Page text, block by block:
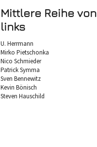
Mittlere Reihe von
links
U. Herrmann
Mirko Pietschonka
Nico Schmieder
Patrick Symma
Sven Bennewitz
Kevin Bönisch
Steven Hauschild